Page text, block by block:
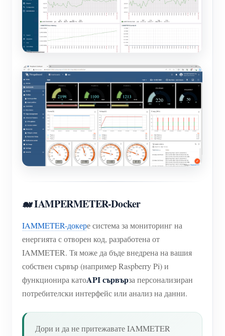
🐋 IAMPERMETER-Docker
IAMMETER-докере система за мониторинг на
енергията с отворен код, разработена от
IAMMETER. Тя може да бъде внедрена на вашия
собствен сървър (например Raspberry Pi) и
функционира катоAPI сървърза персонализиран
потребителски интерфейс или анализ на данни.
Дори и да не притежавате IAMMETER